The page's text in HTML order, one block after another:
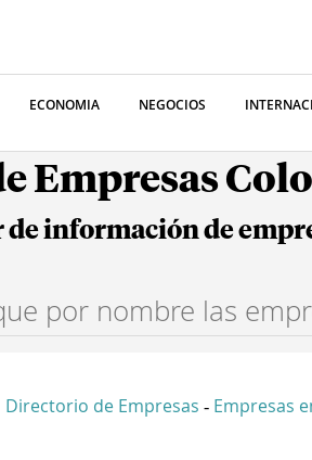
ECONOMIA NEGOCIOS
Empresas
de información de
Directorio de Empresas - Empresas